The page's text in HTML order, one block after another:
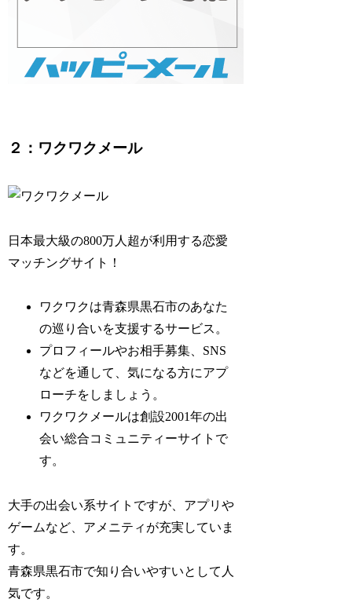
２：ワクワクメール
日本最大級の800万人超が利用する恋愛
マッチングサイト！
ワクワクは青森県黒石市のあなた
の巡り合いを支援するサービス。
プロフィールやお相手募集、SNS
などを通して、気になる方にアプ
ローチをしましょう。
ワクワクメールは創設2001年の出
会い総合コミュニティーサイトで
す。
大手の出会い系サイトですが、アプリや
ゲームなど、アメニティが充実していま
す。
青森県黒石市で知り合いやすいとして人
気です。